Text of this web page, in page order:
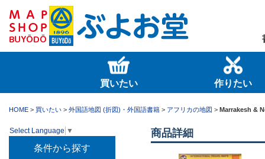
買いたい 作りたい
HOME > 買いたい > 外国語地図 (折図)・外国語書籍 > アフリカの地図 > Marrakesh &
Select Language ▼
条件から探す
商品詳細